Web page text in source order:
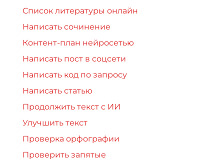
Список литературы онлайн
Написать сочинение
Контент-план нейросетью
Написать пост в соцсети
Написать код по запросу
Написать статью
Продолжить текст с ИИ
Улучшить текст
Проверка орфографии
Проверить запятые